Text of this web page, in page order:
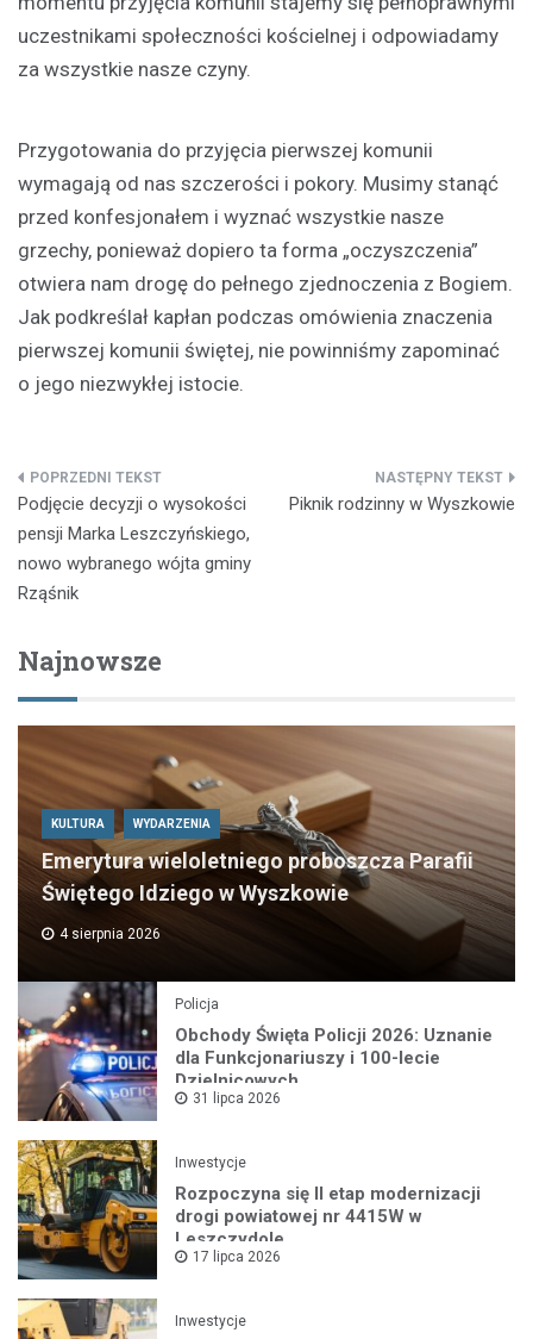
uczestnikami społeczności kościelnej i odpowiadamy
za wszystkie nasze czyny.
Przygotowania do przyjęcia pierwszej komunii
wymagają od nas szczerości i pokory. Musimy stanąć
przed konfesjonałem i wyznać wszystkie nasze
grzechy, ponieważ dopiero ta forma „oczyszczenia”
otwiera nam drogę do pełnego zjednoczenia z Bogiem.
Jak podkreślał kapłan podczas omówienia znaczenia
pierwszej komunii świętej, nie powinniśmy zapominać
o jego niezwykłej istocie.
Nawigacja
wpisu
Podjęcie decyzji o wysokości
pensji Marka Leszczyńskiego,
nowo wybranego wójta gminy
Rząśnik
Piknik rodzinny w Wyszkowie
Najnowsze
KULTURA WYDARZENIA
Emerytura wieloletniego proboszcza Parafii
Świętego Idziego w Wyszkowie
4 sierpnia 2026
Policja
Obchody Święta Policji 2026: Uznanie
dla Funkcjonariuszy i 100-lecie
Dzielnicowych
31 lipca 2026
Inwestycje
Rozpoczyna się II etap modernizacji
drogi powiatowej nr 4415W w
Leszczydole
17 lipca 2026
Inwestycje